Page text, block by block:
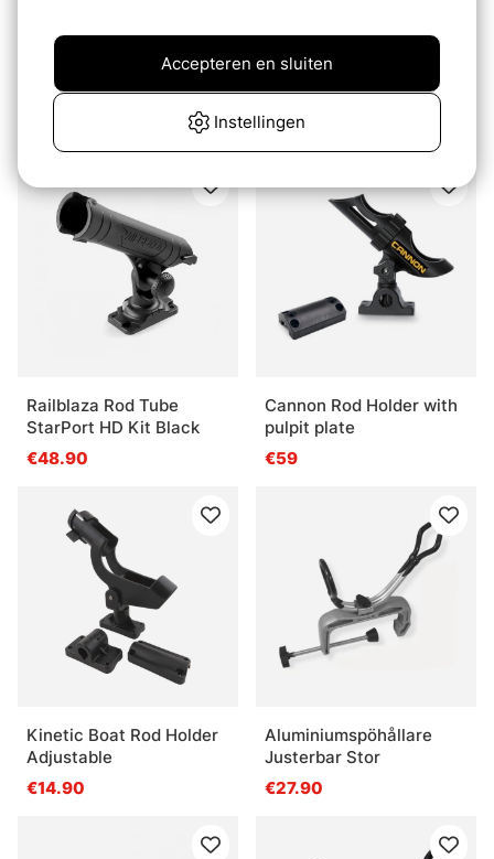
RAM Rod Revolution Rod
Holder Trk Base
Railblaza RodStow
Double with Caddy Black
€48.90
Railblaza Rod Tube
StarPort HD Kit Black
€48.90
Cannon Rod Holder with
pulpit plate
€59
Kinetic Boat Rod Holder
Adjustable
€14.90
Aluminiumspöhållare
Justerbar Stor
€27.90
Instellingen
Accepteren en sluiten